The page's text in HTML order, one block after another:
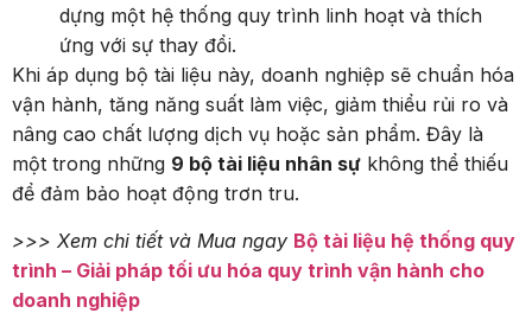
dựng một hệ thống quy trình linh hoạt và thích
ứng với sự thay đổi.
Khi áp dụng bộ tài liệu này, doanh nghiệp sẽ chuẩn hóa
vận hành, tăng năng suất làm việc, giảm thiểu rủi ro và
nâng cao chất lượng dịch vụ hoặc sản phẩm. Đây là
một trong những 9 bộ tài liệu nhân sự không thể thiếu
để đảm bảo hoạt động trơn tru.
>>> Xem chi tiết và Mua ngay Bộ tài liệu hệ thống quy
trình – Giải pháp tối ưu hóa quy trình vận hành cho
doanh nghiệp